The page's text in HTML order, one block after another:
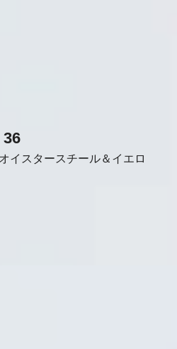
イスタースチール＆イエロ